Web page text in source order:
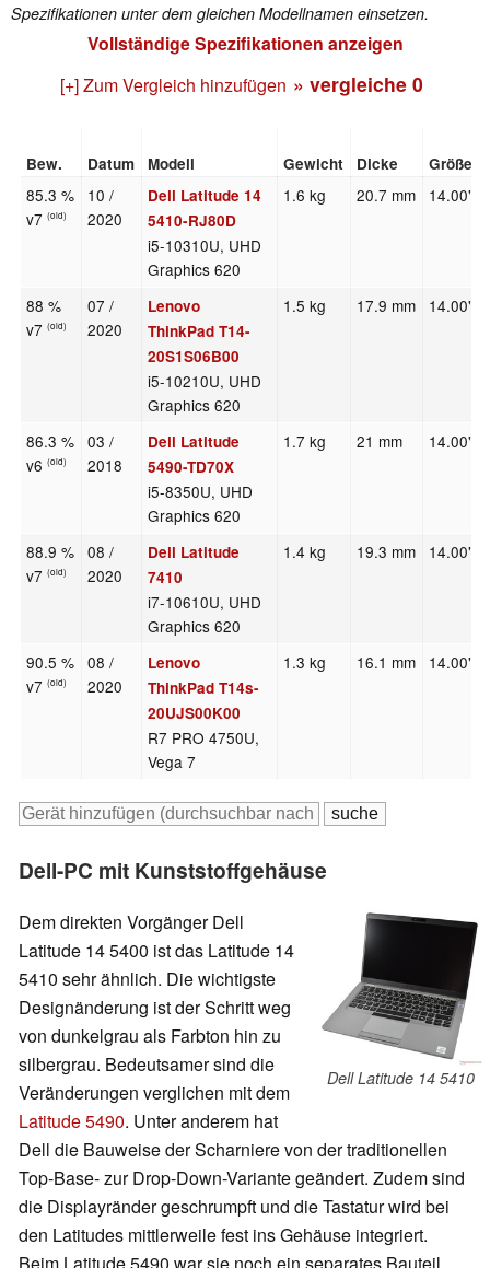
Spezifikationen unter dem gleichen Modellnamen einsetzen.
Vollständige Spezifikationen anzeigen
[+] Zum Vergleich hinzufügen » vergleiche 0
Bew. Datum Modell Gewicht Dicke Größe
85.3 %
v7(old)
10 /
2020
Dell Latitude 14
5410-RJ80D
i5-10310U, UHD
Graphics 620
1.6 kg 20.7 mm 14.00"
88 %
v7(old)
07 /
2020
Lenovo
ThinkPad T14-
20S1S06B00
i5-10210U, UHD
Graphics 620
1.5 kg 17.9 mm 14.00"
86.3 %
v6(old)
03 /
2018
Dell Latitude
5490-TD70X
i5-8350U, UHD
Graphics 620
1.7 kg 21 mm 14.00"
88.9 %
v7(old)
08 /
2020
Dell Latitude
7410
i7-10610U, UHD
Graphics 620
1.4 kg 19.3 mm 14.00"
90.5 %
v7(old)
08 /
2020
Lenovo
ThinkPad T14s-
20UJS00K00
R7 PRO 4750U,
Vega 7
1.3 kg 16.1 mm 14.00"
Dell-PC mit Kunststoffgehäuse
Dell Latitude 14 5410
Dem direkten Vorgänger Dell
Latitude 14 5400 ist das Latitude 14
5410 sehr ähnlich. Die wichtigste
Designänderung ist der Schritt weg
von dunkelgrau als Farbton hin zu
silbergrau. Bedeutsamer sind die
Veränderungen verglichen mit dem
Latitude 5490. Unter anderem hat
Dell die Bauweise der Scharniere von der traditionellen
Top-Base- zur Drop-Down-Variante geändert. Zudem sind
die Displayränder geschrumpft und die Tastatur wird bei
den Latitudes mittlerweile fest ins Gehäuse integriert.